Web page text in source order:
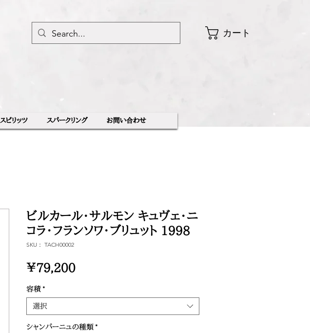
カート
スピリッツ スパークリング ​お問い合わせ
ビルカール・サルモン キュヴェ・ニ
コラ・フランソワ・ブリュット 1998
SKU： TACH00002
￥79,200価
容積 *
選択
シャンパーニュの種類 *